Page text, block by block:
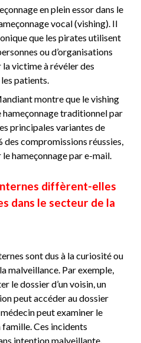
en plein essor dans le
vocal (vishing). Il
que les pirates utilisent
ou d’organisations
la victime à révéler des
patients.
montre que le vishing
traditionnel par
principales variantes de
compromissions réussies,
hameçonnage par e-mail.
diffèrent-elles
dans le secteur de la
sont dus à la curiosité ou
malveillance. Par exemple,
le dossier d’un voisin, un
peut accéder au dossier
peut examiner le
famille. Ces incidents
intention malveillante.